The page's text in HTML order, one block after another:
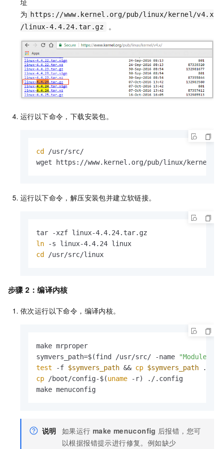
为 https://www.kernel.org/pub/linux/kernel/v4.x
/linux-4.4.24.tar.gz
。
运行以下命令，下载安装包。
cd
/usr/src/
wget https://www.kernel.org/pub/linux/kernel/
运行以下命令，解压安装包并建立软链接。
ln
cd
/usr/src/linux
步骤 2：编译内核
依次运行以下命令，编译内核。
make mrproper
symvers_path=$(find /usr/src/ -name
test -f $symvers_path && cp $symvers_path
cp /boot/config-$(uname -r) ./.config
make menuconfig
说明 如果运行 make menuconfig 后报错，您可
以根据报错提示进行修复。例如缺少